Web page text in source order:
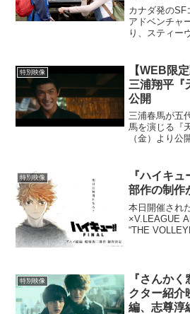
キャスティ
カナダ発のSF
アドベンチャ
り、スティー
ストロン6＞
ある『マンボ
特別映像
【WEB限
三浦翔平『
公開
三浦春馬が五
馬を演じる『
（金）より公
（森川葵）の
なったら何が
特別映像
『ハイキ
部作の制作
本日開催され
×V.LEAGUE
“THE
特別映像
『さんか
クター紹介
編、志尊淳